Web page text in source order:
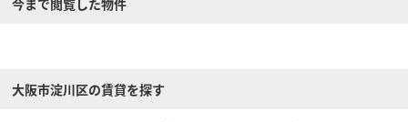
今まで閲覧した物件
大阪市淀川区の賃貸を探す